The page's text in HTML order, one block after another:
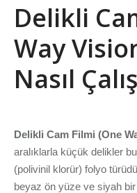
Delikli
Way
Nasıl
Delikli Cam Filmi (One
aralıklarla küçük delikler
(polivinil klorür) folyo
beyaz ön yüze ve siyah